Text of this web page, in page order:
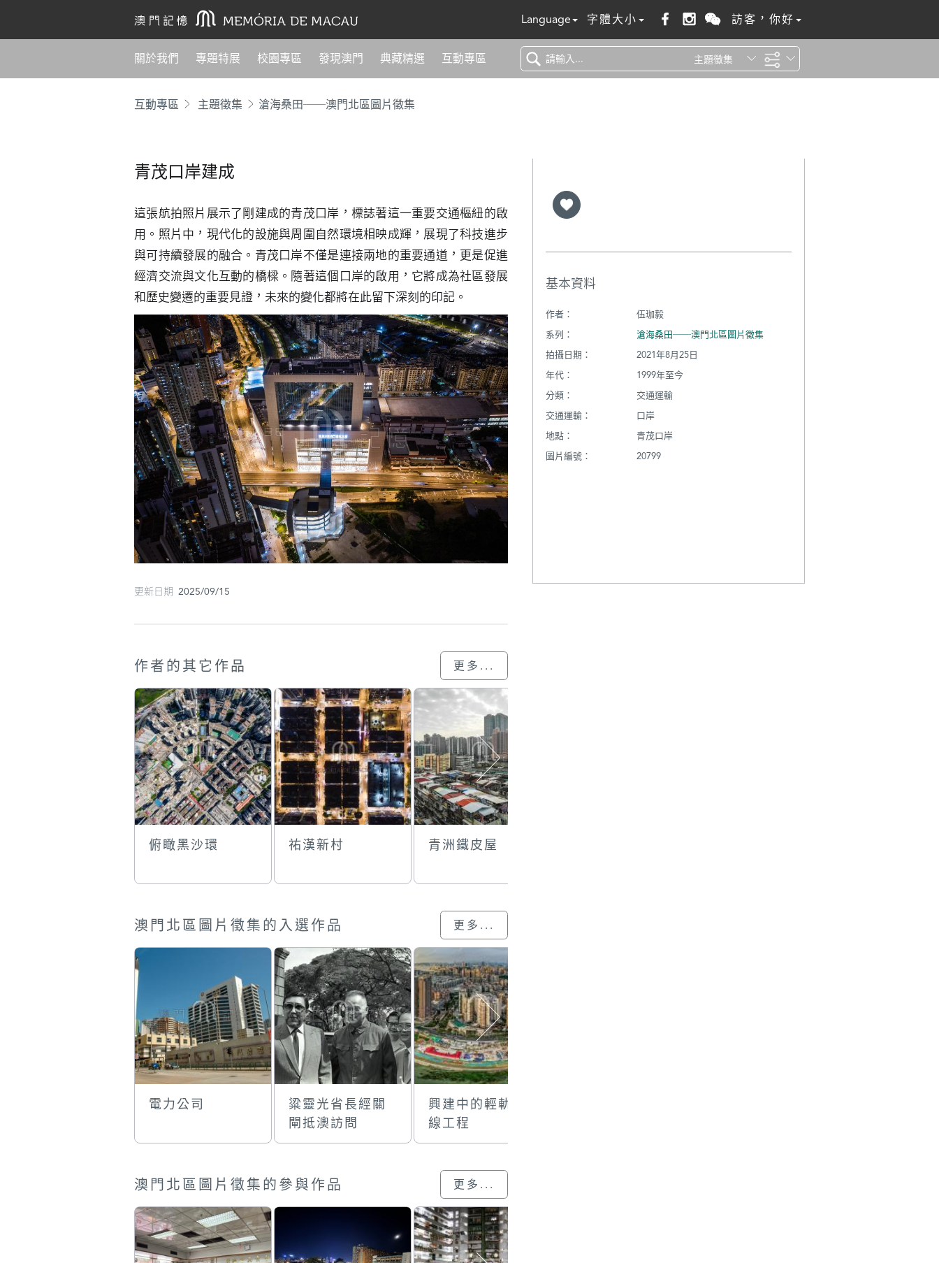
Language 字體大小 訪客，你好
關於我們 專題特展 校園專區 發現澳門 典藏精選 互動專區 主題徵集
互動專區 主題徵集 滄海桑田──澳門北區圖片徵集
青茂口岸建成
這張航拍照片展示了剛建成的青茂口岸，標誌著這一重要交通樞紐的啟
用。照片中，現代化的設施與周圍自然環境相映成輝，展現了科技進步
與可持續發展的融合。青茂口岸不僅是連接兩地的重要通道，更是促進
經濟交流與文化互動的橋樑。隨著這個口岸的啟用，它將成為社區發展
和歷史變遷的重要見證，未來的變化都將在此留下深刻的印記。
更新日期 2025/09/15
作者的其它作品 更多...
俯瞰黑沙環 祐漢新村 青洲鐵皮屋
澳門北區圖片徵集的入選作品 更多...
電力公司
粱靈光省長經關
閘抵澳訪問
興建中的輕軌東
線工程
澳門北區圖片徵集的參與作品 更多...
基本資料
作者：
伍珈毅
系列：
滄海桑田──澳門北區圖片徵集
拍攝日期：
2021年8月25日
年代：
1999年至今
分類：
交通運輸
交通運輸：
口岸
地點：
青茂口岸
圖片編號：
20799